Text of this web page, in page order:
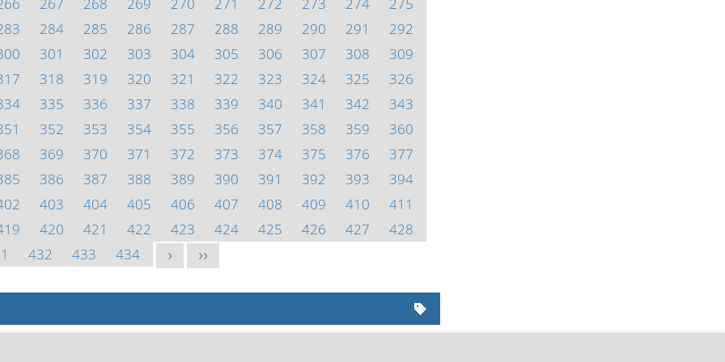
284 285 286 287 288 289 290 291
292
301 302 303 304 305 306 307 308
309
318 319 320 321 322 323 324 325
326
335 336 337 338 339 340 341 342
343
352 353 354 355 356 357 358 359
360
369 370 371 372 373 374 375 376
377
386 387 388 389 390 391 392 393
394
403 404 405 406 407 408 409 410
411
420 421 422 423 424 425 426 427
428
432 433 434 > >>